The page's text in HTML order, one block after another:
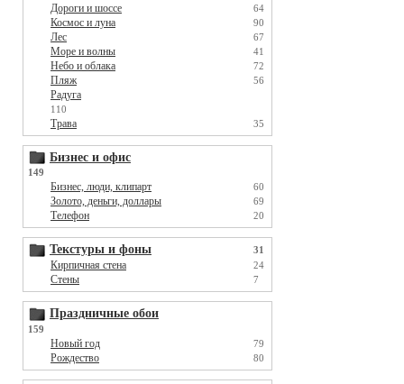
Дороги и шоссе 64
Космос и луна 90
Лес 67
Море и волны 41
Небо и облака 72
Пляж 56
Радуга
110
Трава 35
Бизнес и офис
149
Бизнес, люди, клипарт 60
Золото, деньги, доллары 69
Телефон 20
Текстуры и фоны 31
Кирпичная стена 24
Стены 7
Праздничные обои
159
Новый год 79
Рождество 80